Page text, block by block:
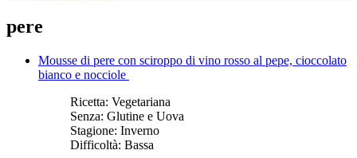
pere
Mousse di pere con sciroppo di vino rosso al pepe, cioccolato
bianco e nocciole
Ricetta: Vegetariana
Senza: Glutine e Uova
Stagione: Inverno
Difficoltà: Bassa